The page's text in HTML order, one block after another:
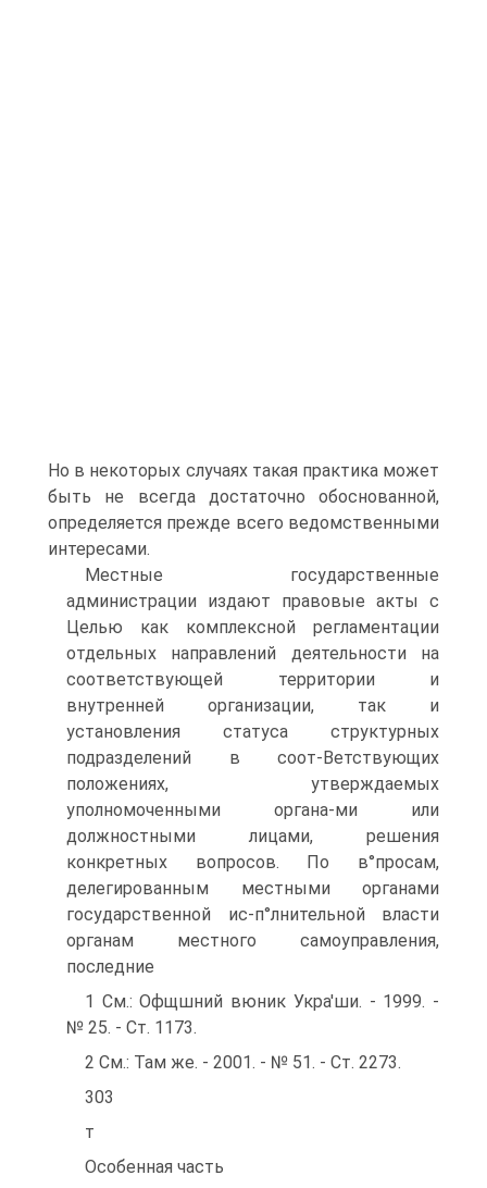
Но в некоторых случаях такая практика может
быть не всегда достаточно обоснованной,
определяется прежде всего ведомственными
интересами.
Местные государственные
администрации издают правовые акты с
Целью как комплексной регламентации
отдельных направлений деятельности на
соответствующей территории и
внутренней организации, так и
установления статуса структурных
подразделений в соот-Ветствующих
положениях, утверждаемых
уполномоченными органа-ми или
должностными лицами, решения
конкретных вопросов. По в°просам,
делегированным местными органами
государственной ис-п°лнительной власти
органам местного самоуправления,
последние
1 См.: Офщшний вюник Укра'ши. - 1999. -
№ 25. - Ст. 1173.
2 См.: Там же. - 2001. - № 51. - Ст. 2273.
303
т
Особенная часть